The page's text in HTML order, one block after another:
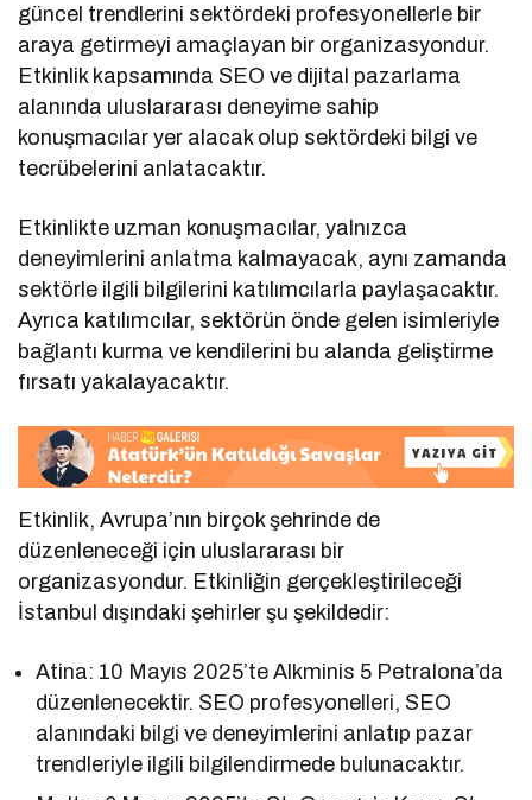
güncel trendlerini sektördeki profesyonellerle bir
araya getirmeyi amaçlayan bir organizasyondur.
Etkinlik kapsamında SEO ve dijital pazarlama
alanında uluslararası deneyime sahip
konuşmacılar yer alacak olup sektördeki bilgi ve
tecrübelerini anlatacaktır.
Etkinlikte uzman konuşmacılar, yalnızca
deneyimlerini anlatma kalmayacak, aynı zamanda
sektörle ilgili bilgilerini katılımcılarla paylaşacaktır.
Ayrıca katılımcılar, sektörün önde gelen isimleriyle
bağlantı kurma ve kendilerini bu alanda geliştirme
fırsatı yakalayacaktır.
Etkinlik, Avrupa’nın birçok şehrinde de
düzenleneceği için uluslararası bir
organizasyondur. Etkinliğin gerçekleştirileceği
İstanbul dışındaki şehirler şu şekildedir:
Atina: 10 Mayıs 2025’te Alkminis 5 Petralona’da
düzenlenecektir. SEO profesyonelleri, SEO
alanındaki bilgi ve deneyimlerini anlatıp pazar
trendleriyle ilgili bilgilendirmede bulunacaktır.